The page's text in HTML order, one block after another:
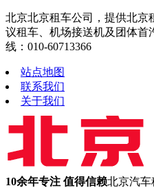
北京北京租车公司，提供北京
议租车、机场接送机及团体首
线：010-60713366
站点地图
联系我们
关于我们
10余年专注 值得信赖北京汽车